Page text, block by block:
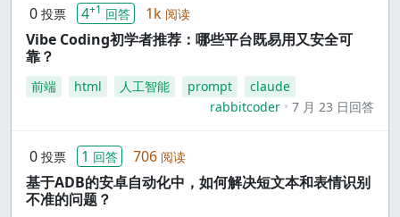
0 投票 4+1 回答 1k 阅读
Vibe Coding初学者推荐：哪些平台既易用又安全可
靠？
前端 html 人工智能 prompt
claude
rabbitcoder
7 月 23 日回答
0 投票 1 回答 706 阅读
基于ADB的安卓自动化中，如何解决短文本和表情识别
不准的问题？